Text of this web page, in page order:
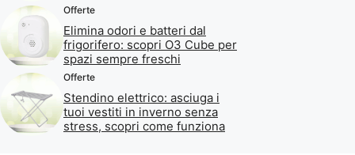
Offerte
Elimina odori e batteri dal
frigorifero: scopri O3 Cube per
spazi sempre freschi
Offerte
Stendino elettrico: asciuga i
tuoi vestiti in inverno senza
stress, scopri come funziona